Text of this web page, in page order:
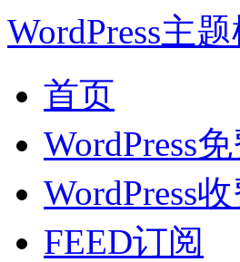
WordPress主
首页
WordPress
WordPress
FEED订阅